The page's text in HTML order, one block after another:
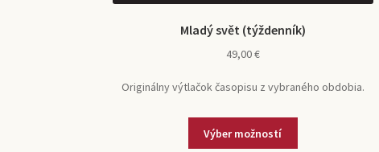
Mladý svět (týždenník)
49,00€
Originálny výtlačok časopisu z vybraného obdobia.